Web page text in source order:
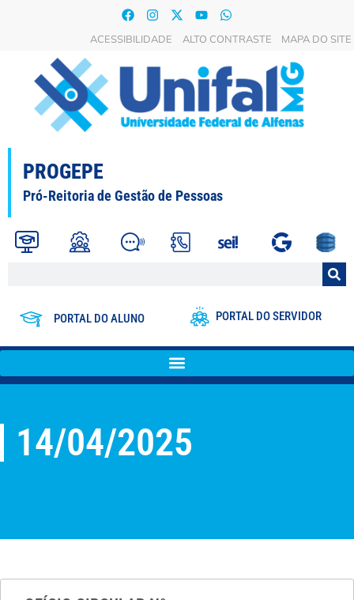
ACESSIBILIDADE ALTO CONTRASTE MAPA DO SITE
PROGEPE
Pró-Reitoria de Gestão de Pessoas
PORTAL DO ALUNO PORTAL DO SERVIDOR
14/04/2025